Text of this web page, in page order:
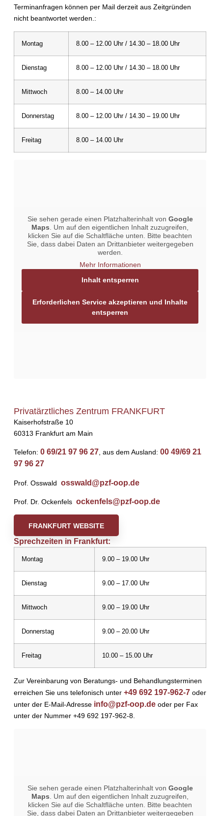
Terminanfragen können per Mail derzeit aus Zeitgründen
nicht beantwortet werden.:
Montag 8.00 – 12.00 Uhr / 14.30 – 18.00 Uhr
Dienstag 8.00 – 12.00 Uhr / 14.30 – 18.00 Uhr
Mittwoch 8.00 – 14.00 Uhr
Donnerstag 8.00 – 12.00 Uhr / 14.30 – 19.00 Uhr
Freitag 8.00 – 14.00 Uhr
Sie sehen gerade einen Platzhalterinhalt von Google
Maps . Um auf den eigentlichen Inhalt zuzugreifen,
klicken Sie auf die Schaltfläche unten. Bitte beachten
Sie, dass dabei Daten an Drittanbieter weitergegeben
werden.
Mehr Informationen
Inhalt entsperren
Erforderlichen Service akzeptieren und Inhalte
entsperren
Privatärztliches Zentrum FRANKFURT
Kaiserhofstraße 10
60313 Frankfurt am Main
Telefon: 0 69/21 97 96 27 , aus dem Ausland: 00 49/69 21
97 96 27
Prof. Osswald osswald@pzf-oop.de
Prof. Dr. Ockenfels ockenfels@pzf-oop.de
FRANKFURT WEBSITE
Sprechzeiten in Frankfurt:
Montag 9.00 – 19.00 Uhr
Dienstag 9.00 – 17.00 Uhr
Mittwoch 9.00 – 19.00 Uhr
Donnerstag 9.00 – 20.00 Uhr
Freitag 10.00 – 15.00 Uhr
Zur Vereinbarung von Beratungs- und Behandlungsterminen
erreichen Sie uns telefonisch unter +49 692 197-962-7 oder
unter der E-Mail-Adresse info@pzf-oop.de oder per Fax
unter der Nummer +49 692 197-962-8.
Sie sehen gerade einen Platzhalterinhalt von Google
Maps . Um auf den eigentlichen Inhalt zuzugreifen,
klicken Sie auf die Schaltfläche unten. Bitte beachten
Sie, dass dabei Daten an Drittanbieter weitergegeben